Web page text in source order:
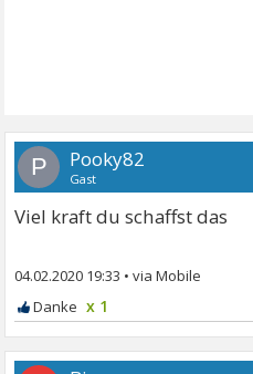
P Pooky82
Gast
Viel kraft du schaffst das
04.02.2020 19:33 •
x 1